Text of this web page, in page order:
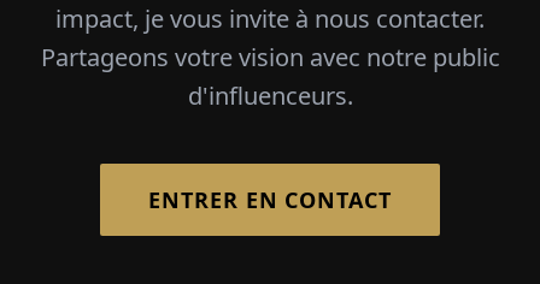
impact, je vous invite à nous contacter.
Partageons votre vision avec notre public
d'influenceurs.
ENTRER EN CONTACT